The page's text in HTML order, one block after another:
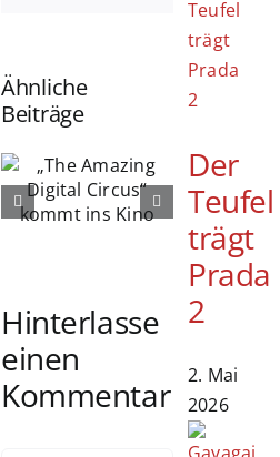
Ähnliche
Beiträge
76. Berlinale
eröffnet:
Michelle
Yeoh erhält
Ehrenbären
Hinterlasse
einen
Kommentar
Der
Teufel
trägt
Prada
2
2. Mai
2026